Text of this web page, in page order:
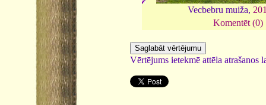
Vecbebru muiža,
Komentēt (0)
Vērtējums ietekmē attēla atrašanos